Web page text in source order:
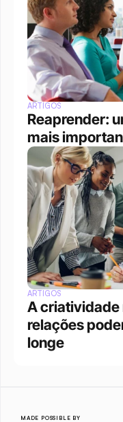
ARTIGOS
Reaprender:
mais
ARTIGOS
A criatividade
relações
longe
MADE POSSIBLE BY